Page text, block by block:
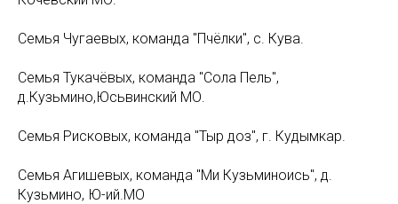
Семья Чугаевых, команда "Пчёлки", с. Кува.
Семья Тукачёвых, команда "Сола Пель",
д.Кузьмино,Юсьвинский МО.
Семья Рисковых, команда "Тыр доз", г. Кудымкар.
Семья Агишевых, команда "Ми Кузьминоись", д.
Кузьмино, Ю-ий.МО